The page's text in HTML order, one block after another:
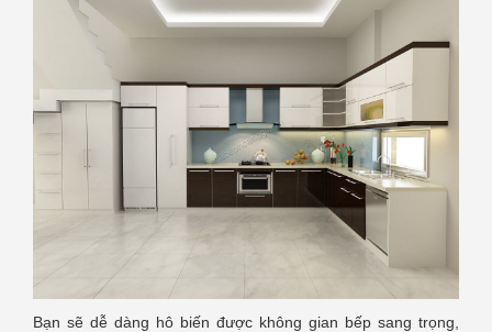
Bạn sẽ dễ dàng hô biến được không gian bếp sang trọng,